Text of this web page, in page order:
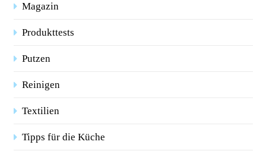
Magazin
Produkttests
Putzen
Reinigen
Textilien
Tipps für die Küche